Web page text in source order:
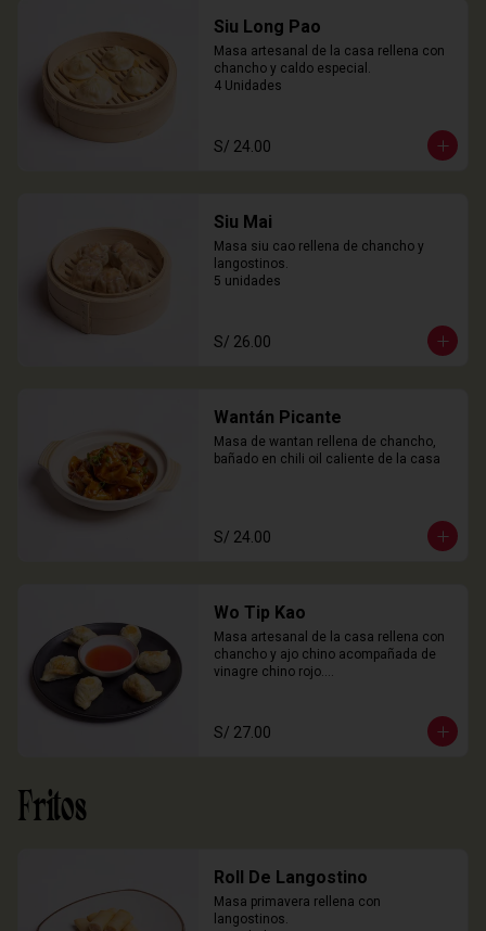
Siu Long Pao
Masa artesanal de la casa rellena con
chancho y caldo especial.
4 Unidades
S/ 24.00
Siu Mai
Masa siu cao rellena de chancho y
langostinos.
5 unidades
S/ 26.00
Wantán Picante
Masa de wantan rellena de chancho,
bañado en chili oil caliente de la casa
S/ 24.00
Wo Tip Kao
Masa artesanal de la casa rellena con
chancho y ajo chino acompañada de
vinagre chino rojo.
S/ 27.00
Fritos
Roll De Langostino
Masa primavera rellena con
langostinos.